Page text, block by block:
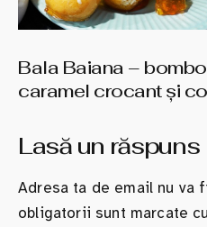
Bala Baiana –
caramel crocant şi
Lasă un răspuns
Adresa ta de email nu va
obligatorii sunt marcate cu